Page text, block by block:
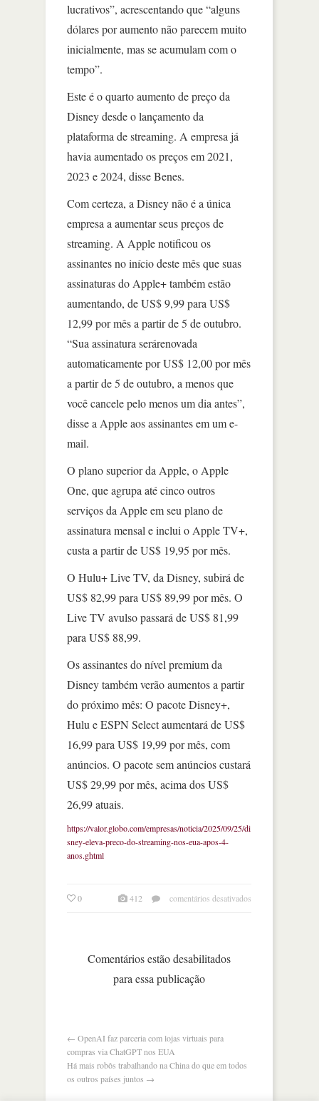
lucrativos”, acrescentando que “alguns
dólares por aumento não parecem muito
inicialmente, mas se acumulam com o
tempo”.
Este é o quarto aumento de preço da
Disney desde o lançamento da
plataforma de streaming. A empresa já
havia aumentado os preços em 2021,
2023 e 2024, disse Benes.
Com certeza, a Disney não é a única
empresa a aumentar seus preços de
streaming. A Apple notificou os
assinantes no início deste mês que suas
assinaturas do Apple+ também estão
aumentando, de US$ 9,99 para US$
12,99 por mês a partir de 5 de outubro.
“Sua assinatura serárenovada
automaticamente por US$ 12,00 por mês
a partir de 5 de outubro, a menos que
você cancele pelo menos um dia antes”,
disse a Apple aos assinantes em um e-
mail.
O plano superior da Apple, o Apple
One, que agrupa até cinco outros
serviços da Apple em seu plano de
assinatura mensal e inclui o Apple TV+,
custa a partir de US$ 19,95 por mês.
O Hulu+ Live TV, da Disney, subirá de
US$ 82,99 para US$ 89,99 por mês. O
Live TV avulso passará de US$ 81,99
para US$ 88,99.
Os assinantes do nível premium da
Disney também verão aumentos a partir
do próximo mês: O pacote Disney+,
Hulu e ESPN Select aumentará de US$
16,99 para US$ 19,99 por mês, com
anúncios. O pacote sem anúncios custará
US$ 29,99 por mês, acima dos US$
26,99 atuais.
https://valor.globo.com/empresas/noticia/2025/09/25/di
sney-eleva-preco-do-streaming-nos-eua-apos-4-
anos.ghtml
0 412 comentários desativados
Comentários estão desabilitados
para essa publicação
← OpenAI faz parceria com lojas virtuais para
compras via ChatGPT nos EUA
Há mais robôs trabalhando na China do que em todos
os outros países juntos →